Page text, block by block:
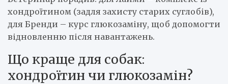
хондроїтином (задля захисту старих суглобів),
для Бренди – курс глюкозаміну, щоб допомогти
відновленню після навантажень.
Що краще для собак:
хондроїтин чи глюкозамін?